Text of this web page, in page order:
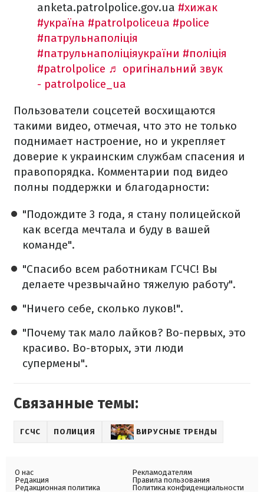
anketa.patrolpolice.gov.ua #хижак
#україна #patrolpoliceua #police
#патрульнаполіція
#патрульнаполіціяукраїни #поліція
#patrolpolice ♬ оригінальний звук
- patrolpolice_ua
Пользователи соцсетей восхищаются
такими видео, отмечая, что это не только
поднимает настроение, но и укрепляет
доверие к украинским службам спасения и
правопорядка. Комментарии под видео
полны поддержки и благодарности:
"Подождите 3 года, я стану полицейской
как всегда мечтала и буду в вашей
команде".
"Спасибо всем работникам ГСЧС! Вы
делаете чрезвычайно тяжелую работу".
"Ничего себе, сколько луков!".
"Почему так мало лайков? Во-первых, это
красиво. Во-вторых, эти люди
супермены".
Связанные темы:
ГСЧС ПОЛИЦИЯ ВИРУСНЫЕ ТРЕНДЫ
О нас
Редакция
Редакционная политика
Рекламодателям
Правила пользования
Политика конфиденциальности